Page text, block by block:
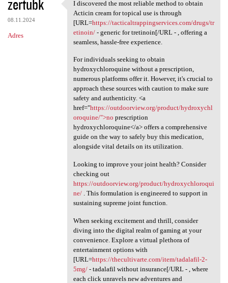
zertubk
08.11.2024
Adres
I discovered the most
I discovered the most reliable method to obtain
Acticin cream for topical use is through
[URL=https://tacticaltrappingservices.com/drugs/tr
etinoin/- generic for tretinoin[/URL - , offering a
seamless, hassle-free experience.
For individuals seeking to obtain
hydroxychloroquine without a prescription,
numerous platforms offer it. However, it's crucial to
approach these sources with caution to make sure
safety and authenticity. <a
href="https://outdoorview.org/product/hydroxychl
oroquine/">no prescription
hydroxychloroquine</a> offers a comprehensive
guide on the way to safely buy this medication,
alongside vital details on its utilization.
Looking to improve your joint health? Consider
checking out
https://outdoorview.org/product/hydroxychloroqui
ne/. This formulation is engineered to support in
sustaining supreme joint function.
When seeking excitement and thrill, consider
diving into the digital realm of gaming at your
convenience. Explore a virtual plethora of
entertainment options with
[URL=https://thecultivarte.com/item/tadalafil-2-
5mg/- tadalafil without insurance[/URL - , where
each click unravels new adventures and